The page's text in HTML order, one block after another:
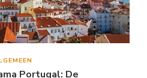
Portugal: De